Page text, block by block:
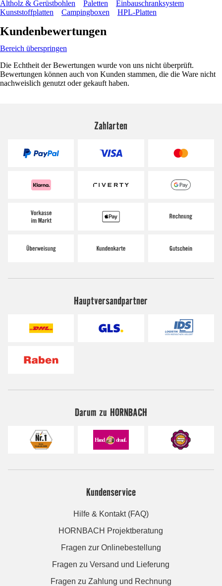
Altholz & Gerüstbohlen Paletten
Einbauschranksystem
Kunststoffplatten
Campingboxen HPL-Platten
Kundenbewertungen
Bereich überspringen
Die Echtheit der Bewertungen wurde von uns nicht überprüft.
Bewertungen können auch von Kunden stammen, die die Ware nicht
nachweislich genutzt oder gekauft haben.
Zahlarten
Hauptversandpartner
Darum zu HORNBACH
Kundenservice
Hilfe & Kontakt (FAQ)
HORNBACH Projektberatung
Fragen zur Onlinebestellung
Fragen zu Versand und Lieferung
Fragen zu Zahlung und Rechnung